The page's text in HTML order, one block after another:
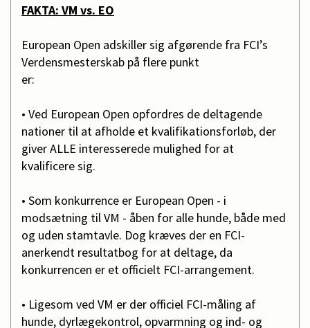
FAKTA: VM vs. EO
European Open adskiller sig afgørende fra FCI’s
Verdensmesterskab på flere punkt
er:
• Ved European Open opfordres de deltagende
nationer til at afholde et kvalifikationsforløb, der
giver ALLE interesserede mulighed for at
kvalificere sig.
• Som konkurrence er European Open - i
modsætning til VM - åben for alle hunde, både med
og uden stamtavle. Dog kræves der en FCI-
anerkendt resultatbog for at deltage, da
konkurrencen er et officielt FCI-arrangement.
• Ligesom ved VM er der officiel FCI-måling af
hunde, dyrlægekontrol, opvarmning og ind- og